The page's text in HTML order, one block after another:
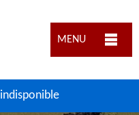
MENU
indisponible